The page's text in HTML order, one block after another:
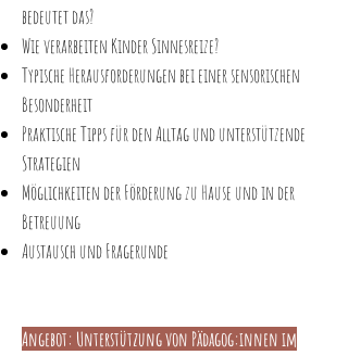
bedeutet das?
Wie verarbeiten Kinder Sinnesreize?
Typische Herausforderungen bei einer sensorischen
Besonderheit
Praktische Tipps für den Alltag und unterstützende
Strategien
Möglichkeiten der Förderung zu Hause und in der
Betreuung
Austausch und Fragerunde
Angebot: Unterstützung von Pädagog:innen im